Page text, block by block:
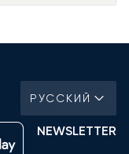
РУССКИЙ
NEWSLETTER